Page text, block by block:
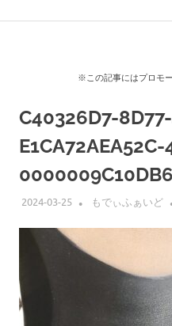
※この記事にはプロモ
C40326D7-
2024-03-25 もでぃふぁいど